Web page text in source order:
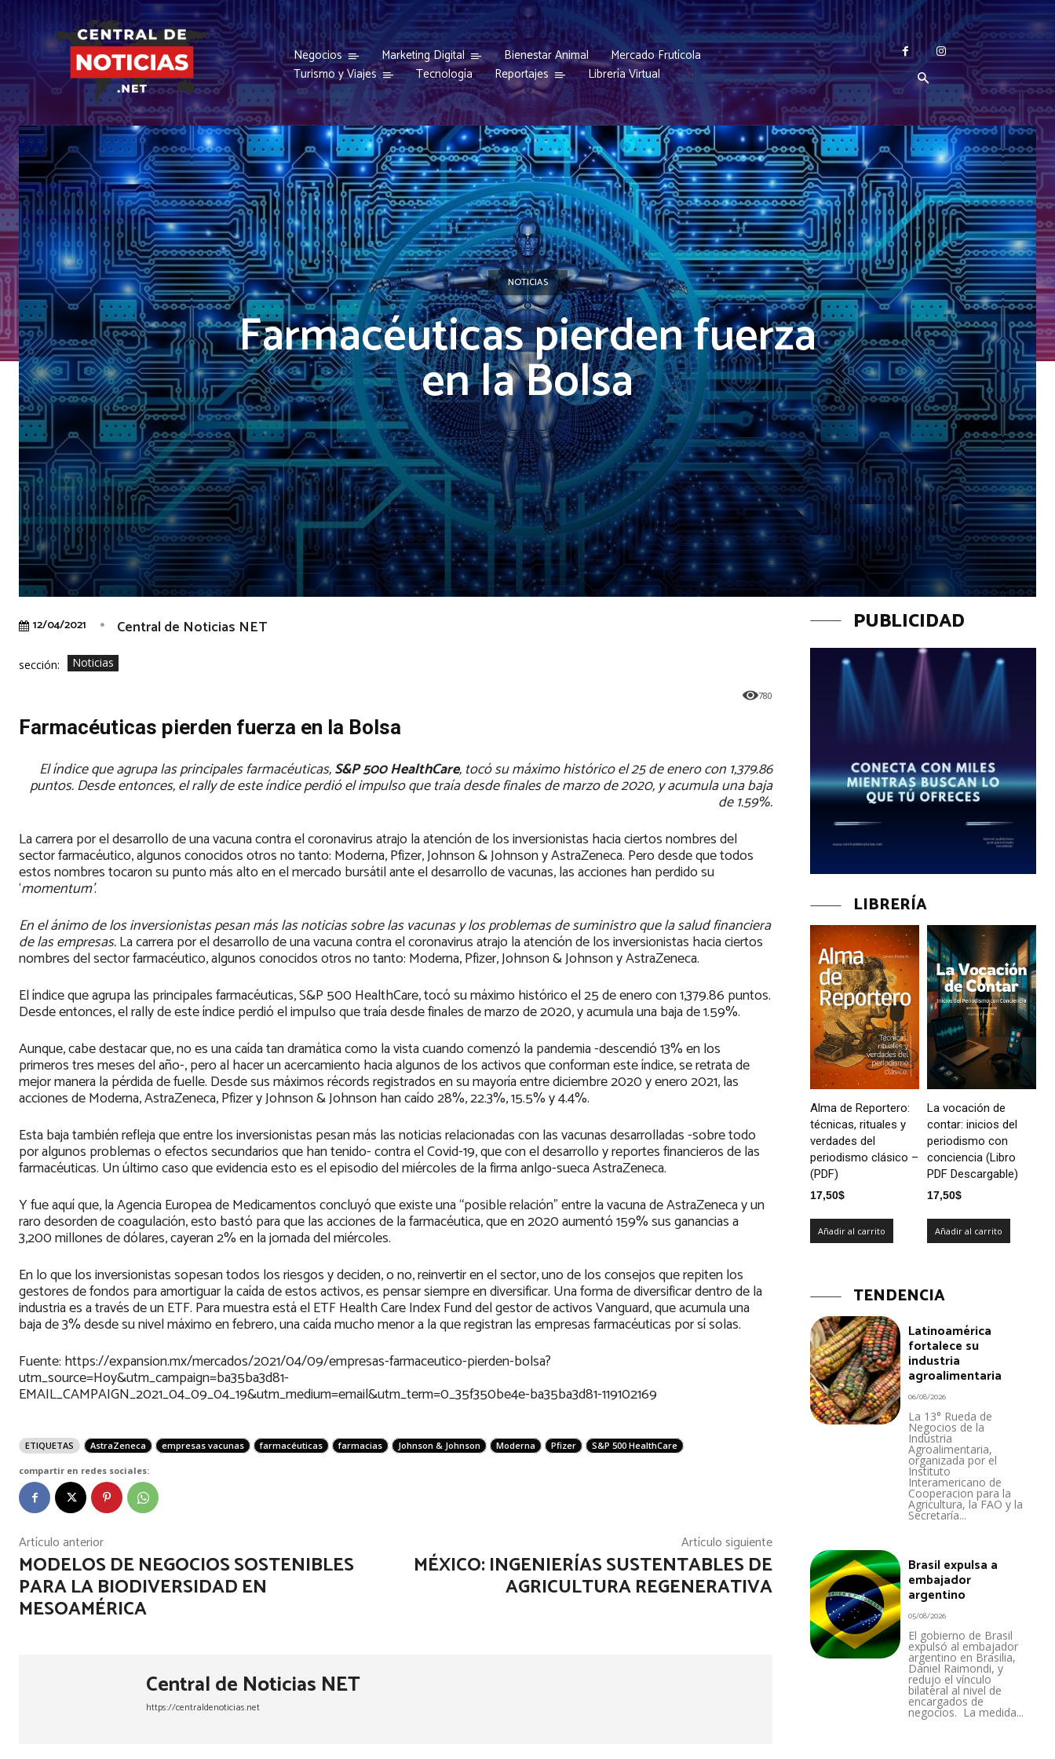
Negocios Marketing Digital Bienestar Animal
Mercado Frutícola
Turismo y Viajes
Tecnología Reportajes Librería Virtual
NOTICIAS
Farmacéuticas pierden fuerza
en la Bolsa
12/04/2021 Central de Noticias NET
sección: Noticias
780
Farmacéuticas pierden fuerza en la Bolsa
El índice que agrupa las principales farmacéuticas,S&P 500 HealthCare, tocó su máximo histórico el 25 de enero con 1,379.86
puntos. Desde entonces, el rally de este índice perdió el impulso que traía desde finales de marzo de 2020, y acumula una baja
de 1.59%.
La carrera por el desarrollo de una vacuna contra el coronavirus atrajo la atención de los inversionistas hacia ciertos nombres del
sector farmacéutico, algunos conocidos otros no tanto: Moderna, Pfizer, Johnson & Johnson y AstraZeneca. Pero desde que todos
estos nombres tocaron su punto más alto en el mercado bursátil ante el desarrollo de vacunas, las acciones han perdido su
‘momentum’.
En el ánimo de los inversionistas pesan más las noticias sobre las vacunas y los problemas de suministro que la salud financiera
de las empresas.La carrera por el desarrollo de una vacuna contra el coronavirus atrajo la atención de los inversionistas hacia ciertos
nombres del sector farmacéutico, algunos conocidos otros no tanto: Moderna, Pfizer, Johnson & Johnson y AstraZeneca.
El índice que agrupa las principales farmacéuticas, S&P 500 HealthCare, tocó su máximo histórico el 25 de enero con 1,379.86 puntos.
Desde entonces, el rally de este índice perdió el impulso que traía desde finales de marzo de 2020, y acumula una baja de 1.59%.
Aunque, cabe destacar que, no es una caída tan dramática como la vista cuando comenzó la pandemia -descendió 13% en los
primeros tres meses del año-, pero al hacer un acercamiento hacia algunos de los activos que conforman este índice, se retrata de
mejor manera la pérdida de fuelle. Desde sus máximos récords registrados en su mayoría entre diciembre 2020 y enero 2021, las
acciones de Moderna, AstraZeneca, Pfizer y Johnson & Johnson han caído 28%, 22.3%, 15.5% y 4.4%.
Esta baja también refleja que entre los inversionistas pesan más las noticias relacionadas con las vacunas desarrolladas -sobre todo
por algunos problemas o efectos secundarios que han tenido- contra el Covid-19, que con el desarrollo y reportes financieros de las
farmacéuticas. Un último caso que evidencia esto es el episodio del miércoles de la firma anlgo-sueca AstraZeneca.
Y fue aquí que, la Agencia Europea de Medicamentos concluyó que existe una “posible relación” entre la vacuna de AstraZeneca y un
raro desorden de coagulación, esto bastó para que las acciones de la farmacéutica, que en 2020 aumentó 159% sus ganancias a
3,200 millones de dólares, cayeran 2% en la jornada del miércoles.
En lo que los inversionistas sopesan todos los riesgos y deciden, o no, reinvertir en el sector, uno de los consejos que repiten los
gestores de fondos para amortiguar la caída de estos activos, es pensar siempre en diversificar. Una forma de diversificar dentro de la
industria es a través de un ETF. Para muestra está el ETF Health Care Index Fund del gestor de activos Vanguard, que acumula una
baja de 3% desde su nivel máximo en febrero, una caída mucho menor a la que registran las empresas farmacéuticas por sí solas.
Fuente: https://expansion.mx/mercados/2021/04/09/empresas-farmaceutico-pierden-bolsa?
utm_source=Hoy&utm_campaign=ba35ba3d81-
EMAIL_CAMPAIGN_2021_04_09_04_19&utm_medium=email&utm_term=0_35f350be4e-ba35ba3d81-119102169
ETIQUETAS AstraZeneca empresas vacunas farmacéuticas farmacias Johnson & Johnson Moderna Pfizer S&P 500 HealthCare
compartir en redes sociales:
Artículo anterior
MODELOS DE NEGOCIOS SOSTENIBLES
PARA LA BIODIVERSIDAD EN
MESOAMÉRICA
Artículo siguiente
MÉXICO: INGENIERÍAS SUSTENTABLES DE
AGRICULTURA REGENERATIVA
Central de Noticias NET
https://centraldenoticias.net
PUBLICIDAD
LIBRERÍA
Alma de Reportero:
técnicas, rituales y
verdades del
periodismo clásico –
(PDF)
17,50$
Añadir al carrito
La vocación de
contar: inicios del
periodismo con
conciencia (Libro
PDF Descargable)
17,50$
Añadir al carrito
TENDENCIA
Latinoamérica
fortalece su
industria
agroalimentaria
06/08/2026
La 13° Rueda de
Negocios de la
Industria
Agroalimentaria,
organizada por el
Instituto
Interamericano de
Cooperacion para la
Agricultura, la FAO y la
Secretaría...
Brasil expulsa a
embajador
argentino
05/08/2026
El gobierno de Brasil
expulsó al embajador
argentino en Brasilia,
Daniel Raimondi, y
redujo el vínculo
bilateral al nivel de
encargados de
negocios. La medida...